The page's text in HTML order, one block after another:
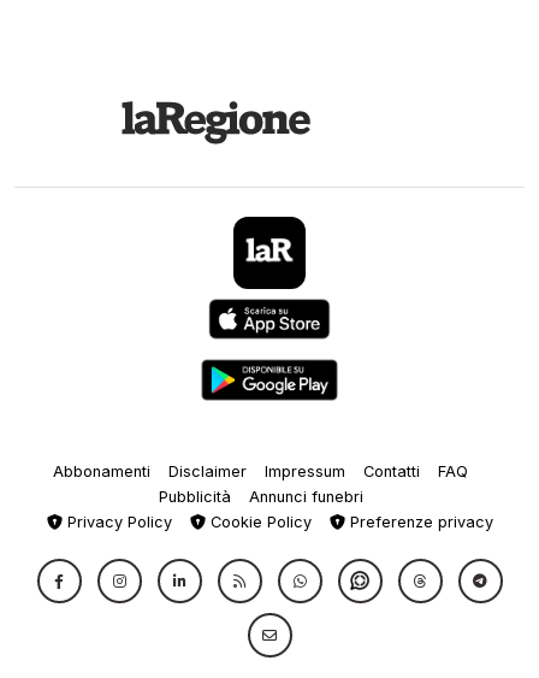
Abbonamenti Disclaimer Impressum Contatti
FAQ
Pubblicità
Annunci funebri
Privacy Policy
Cookie Policy Preferenze privacy